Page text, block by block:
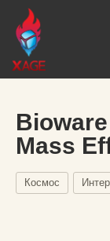
Mass
Космос